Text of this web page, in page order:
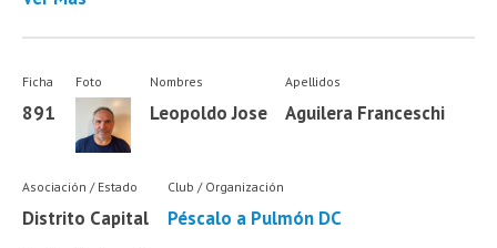
Ficha
891
Foto Nombres
Leopoldo Jose
Apellidos
Aguilera Franceschi
Asociación / Estado
Distrito Capital
Club / Organización
Péscalo a Pulmón DC